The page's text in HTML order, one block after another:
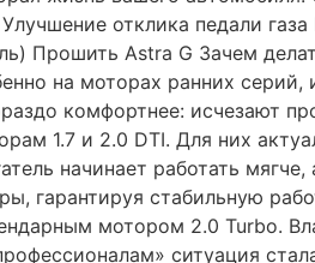
отклика педали
Прошить Astra G Зачем
на моторах ранних серий,
комфортнее: исчезают
1.7 и 2.0 DTI. Для них
начинает работать
гарантируя стабильную
мотором 2.0 Turbo.
ситуация